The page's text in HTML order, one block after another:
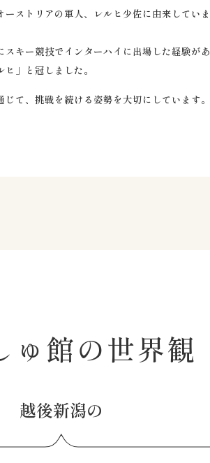
ストリアの軍人、レルヒ少佐に由来していま
キー競技でインターハイに出場した経験があ
」と冠しました。
て、挑戦を続ける姿勢を大切にしています。
ゅ館の世界観
越後新潟の